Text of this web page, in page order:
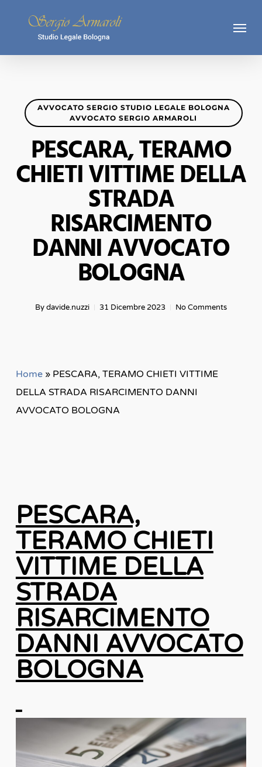
Menu
AVVOCATO SERGIO STUDIO LEGALE BOLOGNA
AVVOCATO SERGIO ARMAROLI
PESCARA, TERAMO
CHIETI VITTIME DELLA
STRADA
RISARCIMENTO
DANNI AVVOCATO
BOLOGNA
Bydavide.nuzzi 31 Dicembre 2023 No Comments
Home» PESCARA, TERAMO CHIETI VITTIME
DELLA STRADA RISARCIMENTO DANNI
AVVOCATO BOLOGNA
PESCARA,
TERAMO CHIETI
VITTIME DELLA
STRADA
RISARCIMENTO
DANNI AVVOCATO
BOLOGNA